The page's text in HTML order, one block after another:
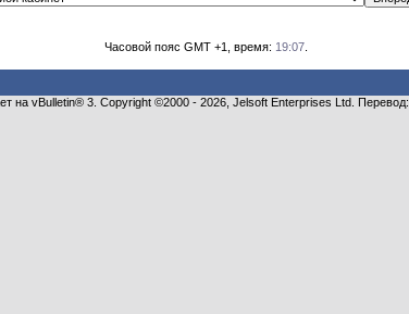
Часовой пояс GMT +1, время: 19:07.
на vBulletin® 3. Copyright ©2000 - 2026, Jelsoft Enterprises Ltd. Перевод: